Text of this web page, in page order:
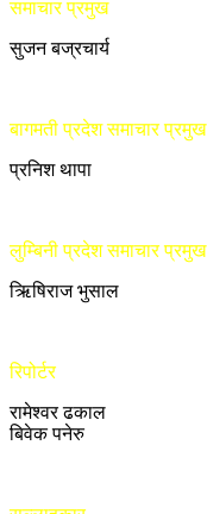
समाचार प्रमुख
सुजन बज्रचार्य
बागमती प्रदेश समाचार प्रमुख
प्रनिश थापा
लुम्बिनी प्रदेश समाचार प्रमुख
ऋिषिराज भुसाल
रिपोर्टर
रामेश्वर ढकाल
बिवेक पनेरु